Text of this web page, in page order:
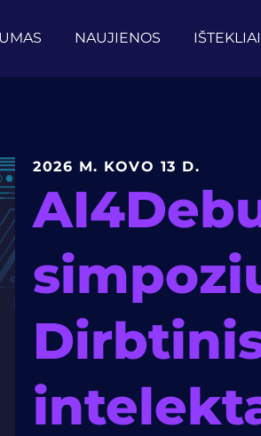
NAUJIENOS IŠTEKLIAI
2026 M. KOVO 13 D.